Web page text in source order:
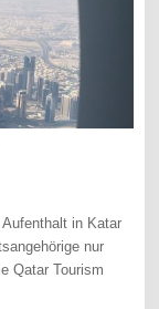
in Katar
nur
Qatar Tourism